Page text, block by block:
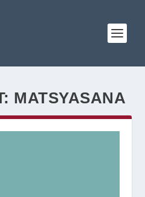
MATSYASANA